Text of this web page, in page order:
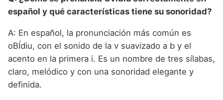
español y qué características tiene su sonoridad?
A: En español, la pronunciación más común es
oBÍdiu, con el sonido de la v suavizado a b y el
acento en la primera i. Es un nombre de tres sílabas,
claro, melódico y con una sonoridad elegante y
definida.